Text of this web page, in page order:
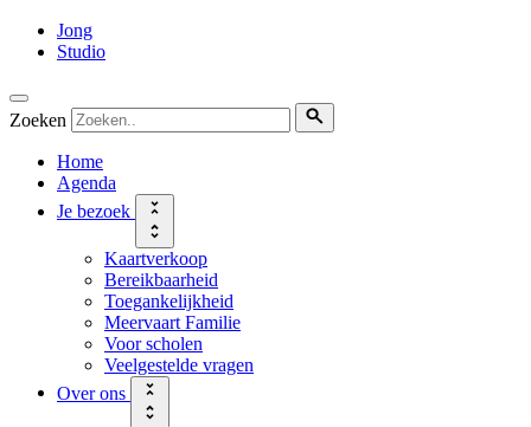
Jong
Studio
Zoeken
Home
Agenda
Je bezoek
Kaartverkoop
Bereikbaarheid
Toegankelijkheid
Meervaart Familie
Voor scholen
Veelgestelde vragen
Over ons